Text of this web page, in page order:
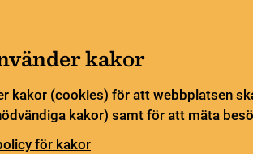
kakor
kakor (cookies) för att webbplatsen
kakor) samt för att mäta
för kakor
Pliktleverans och ISBN Söktjänster
Besök oss